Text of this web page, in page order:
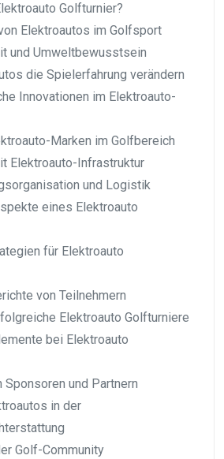
Golfturnier?
Elektroautos im Golfsport
und Umweltbewusstsein
die Spielerfahrung verändern
Innovationen im Elektroauto-
Marken im Golfbereich
Elektroauto-Infrastruktur
und Logistik
eines Elektroauto
für Elektroauto
von Teilnehmern
Elektroauto Golfturniere
bei Elektroauto
Sponsoren und Partnern
in der
Golf-Community